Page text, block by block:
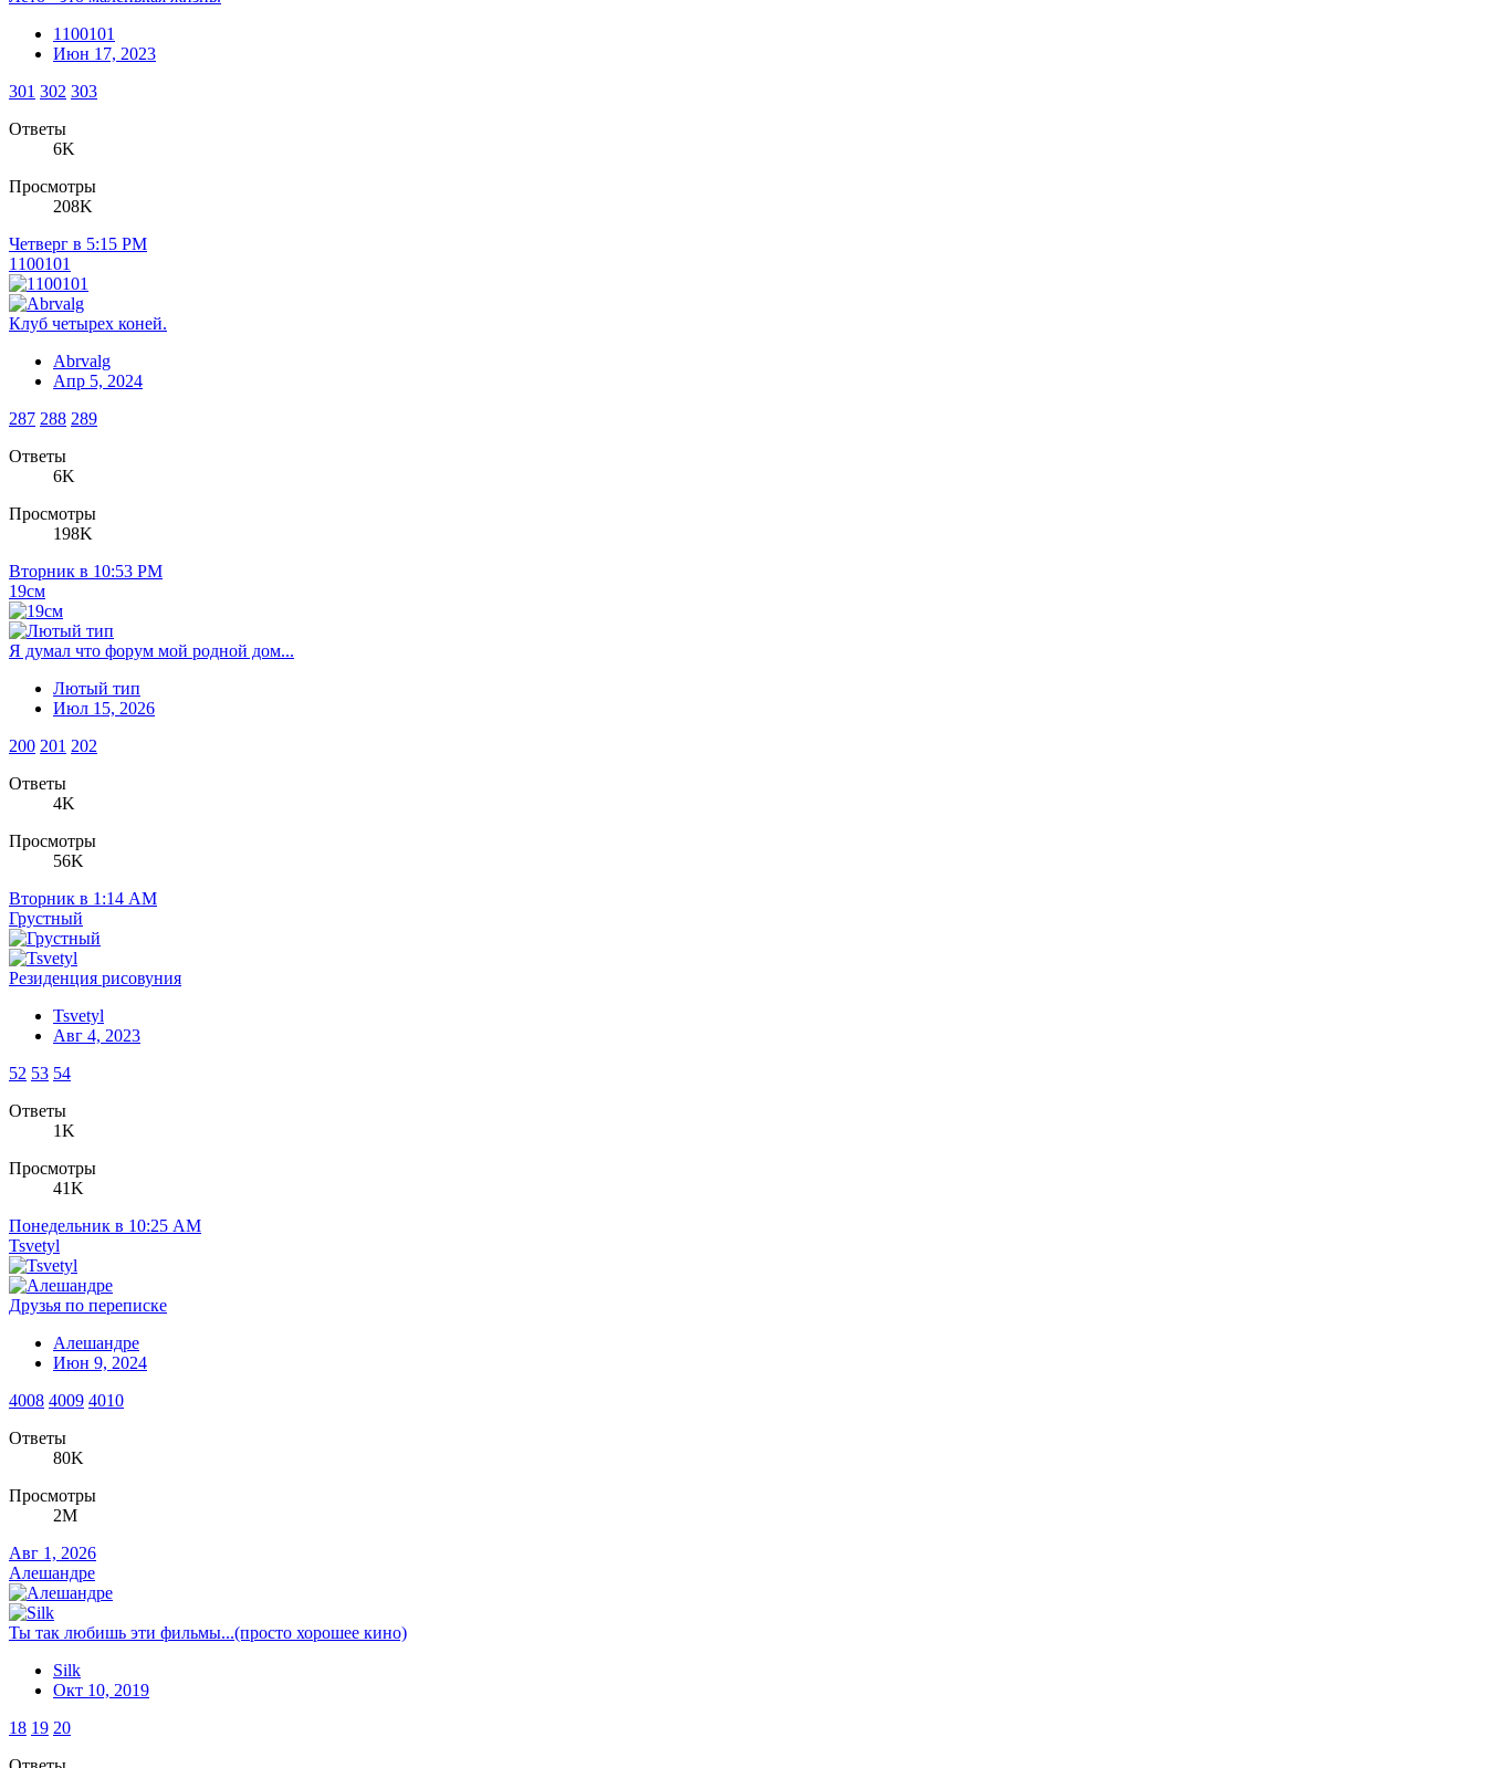
1100101
Июн 17, 2023
301 302 303
Ответы
6K
Просмотры
208K
Четверг в 5:15 PM
1100101
Клуб четырех коней.
Abrvalg
Апр 5, 2024
287 288 289
Ответы
6K
Просмотры
198K
Вторник в 10:53 PM
19см
Я думал что форум мой родной дом...
Лютый тип
Июл 15, 2026
200 201 202
Ответы
4K
Просмотры
56K
Вторник в 1:14 AM
Грустный
Резиденция рисовуния
Tsvetyl
Авг 4, 2023
52 53 54
Ответы
1K
Просмотры
41K
Понедельник в 10:25 AM
Tsvetyl
Друзья по переписке
Алешандре
Июн 9, 2024
4008 4009 4010
Ответы
80K
Просмотры
2M
Авг 1, 2026
Алешандре
Ты так любишь эти фильмы...(просто хорошее кино)
Silk
Окт 10, 2019
18 19 20